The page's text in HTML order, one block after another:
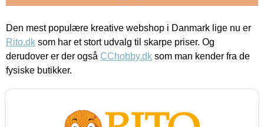
Den mest populære kreative webshop i Danmark lige nu er
Rito.dk som har et stort udvalg til skarpe priser. Og
derudover er der også CChobby.dk som man kender fra de
fysiske butikker.